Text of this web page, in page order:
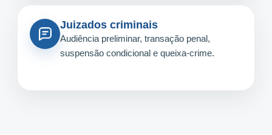
Juizados criminais
Audiência preliminar, transação penal,
suspensão condicional e queixa-crime.